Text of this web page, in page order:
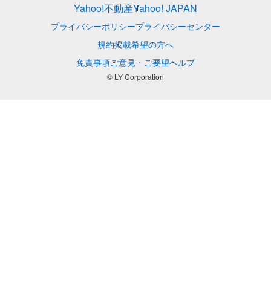
Yahoo!不動産Yahoo! JAPAN
プライバシーポリシープライバシーセンター
規約掲載希望の方へ
免責事項ご意見・ご要望ヘルプ
© LY Corporation